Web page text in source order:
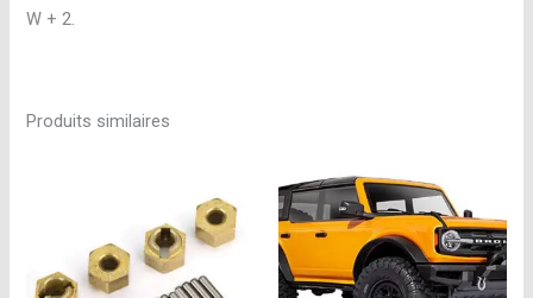
W + 2.
Produits similaires